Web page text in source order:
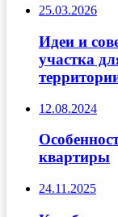
25.03.2026
Идеи и
участка
12.08.2024
квартиры
24.11.2025